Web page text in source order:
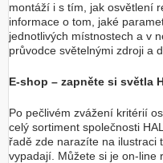
montáží i s tím, jak osvětlení
informace o tom, jaké
jednotlivých místnostech a v
průvodce světelnými zdroji a
E-shop – zapněte si světla
Po pečlivém zvážení kritérií
celý sortiment společnosti
řadě zde narazíte na ilustraci
vypadají. Můžete si je on-line